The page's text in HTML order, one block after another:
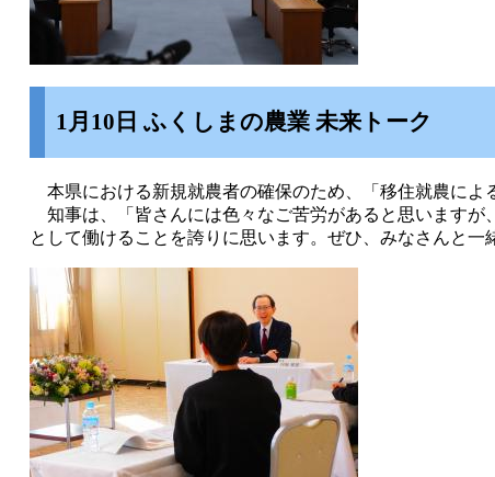
1月10日 ふくしまの農業 未来トーク
本県における新規就農者の確保のため、「移住就農によ
知事は、「皆さんには色々なご苦労があると思いますが
として働けることを誇りに思います。ぜひ、みなさんと